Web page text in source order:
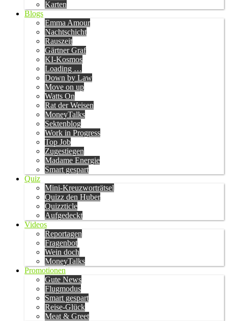
Karten
Blogs
Emma Amour
Nachtschicht
Rauszeit
Gärtner Graf
KI-Kosmos
Loading …
Down by Law
Move on up
Watts On
Rat der Weisen
MoneyTalks
Sektenblog
Work in Progress
Top Job
Zugestiegen
Madame Energie
Smart gespart
Quiz
Mini-Kreuzworträtsel
Quizz den Huber
Quizzticle
Aufgedeckt
Videos
Reportagen
Fragenbot
Wein doch
MoneyTalks
Promotionen
Gute News
Flugmodus
Smart gespart
Reise-Glück
Meat & Greet